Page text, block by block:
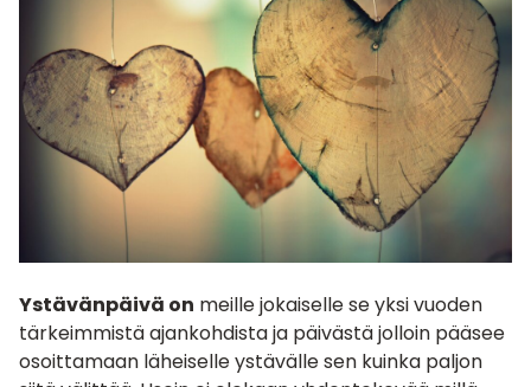
Ystävänpäivä on meille jokaiselle se yksi vuoden
tärkeimmistä ajankohdista ja päivästä jolloin pääsee
osoittamaan läheiselle ystävälle sen kuinka paljon